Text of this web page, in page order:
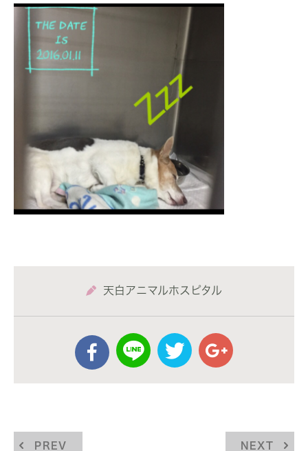
天白アニマルホスピタル
PREV NEXT